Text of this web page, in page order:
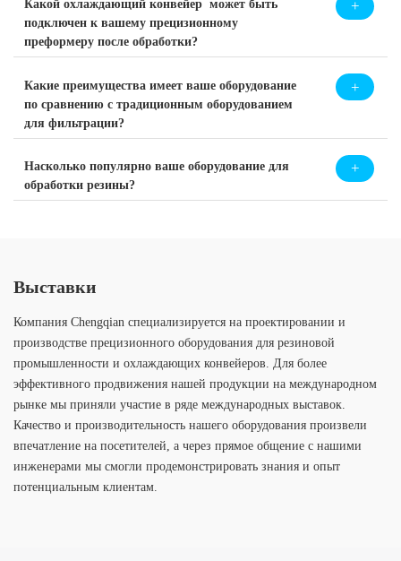
Какой охлаждающий конвейер может быть
подключен к вашему прецизионному
преформеру после обработки?
Какие преимущества имеет ваше оборудование
по сравнению с традиционным оборудованием
для фильтрации?
Насколько популярно ваше оборудование для
обработки резины?
Выставки
Компания Chengqian специализируется на проектировании и
производстве прецизионного оборудования для резиновой
промышленности и охлаждающих конвейеров. Для более
эффективного продвижения нашей продукции на международном
рынке мы приняли участие в ряде международных выставок.
Качество и производительность нашего оборудования произвели
впечатление на посетителей, а через прямое общение с нашими
инженерами мы смогли продемонстрировать знания и опыт
потенциальным клиентам.